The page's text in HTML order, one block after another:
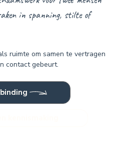
in spanning, stilte of
ruimte om samen te vertragen
contact gebeurt.